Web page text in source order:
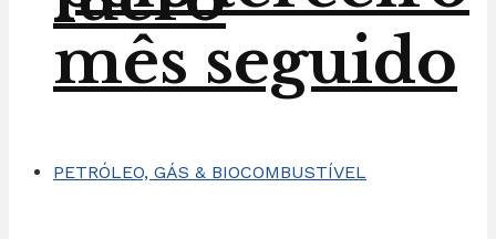
mês seguido
PETRÓLEO, GÁS & BIOCOMBUSTÍVEL